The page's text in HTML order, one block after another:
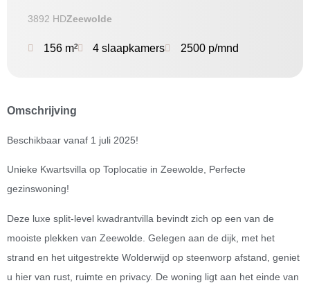
3892 HDZeewolde
156 m² 4 slaapkamers 2500 p/mnd
Omschrijving
Beschikbaar vanaf 1 juli 2025!
Unieke Kwartsvilla op Toplocatie in Zeewolde, Perfecte
gezinswoning!
Deze luxe split-level kwadrantvilla bevindt zich op een van de
mooiste plekken van Zeewolde. Gelegen aan de dijk, met het
strand en het uitgestrekte Wolderwijd op steenworp afstand, geniet
u hier van rust, ruimte en privacy. De woning ligt aan het einde van